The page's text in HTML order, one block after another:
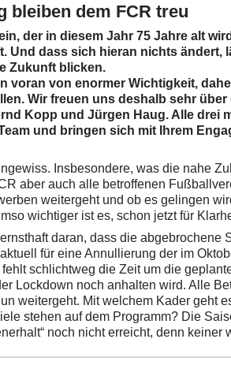
bleiben dem FCR treu
der in diesem Jahr 75 Jahre alt
Und dass sich hieran nichts ändert,
Zukunft blicken.
voran von enormer Wichtigkeit,
Wir freuen uns deshalb sehr
Kopp und Jürgen Haug. Alle drei
und bringen sich mit Ihrem
Insbesondere, was die nahe
aber auch alle betroffenen
weitergeht und ob es gelingen
wichtiger ist es, schon jetzt für
daran, dass die abgebrochene
für eine Annullierung der im
schlichtweg die Zeit um die
Lockdown noch anhalten wird. Alle
weitergeht. Mit welchem Kader geht
stehen auf dem Programm? Die
noch nicht erreicht, denn keiner